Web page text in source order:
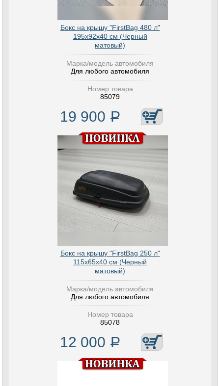
Бокс на крышу "FirstBag 480 л"
195х92х40 см (Черный
матовый)
Марка/модель автомобиля
Для любого автомобиля
Номер товара
85079
19 900 Р
Бокс на крышу "FirstBag 250 л"
115х65х40 см (Черный
матовый)
Марка/модель автомобиля
Для любого автомобиля
Номер товара
85078
12 000 Р